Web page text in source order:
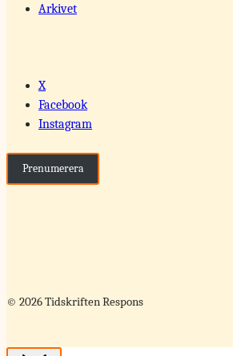
Arkivet
X
Facebook
Instagram
Prenumerera
© 2026 Tidskriften Respons